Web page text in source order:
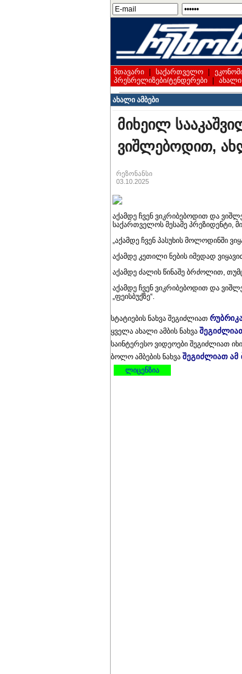
მთავარი საქართველო
პრესრელიზები/ტენდერები
ახალი
ახალი ამბები
მიხეილ
ვიშლებოდით,
რეზონანსი
03.10.2025
აქამდე ჩვენ ვიკრიბებოდით და
საქართველოს მესამე პრეზიდენტი,
„აქამდე ჩვენ პასუხის მოლოდინში
აქამდე კეთილი ნების იმედად
აქამდე ძალის წინაშე ბრძოლით,
აქამდე ჩვენ ვიკრიბებოდით და
„ფეისბუქზე“.
სტატიების ნახვა შეგიძლიათ
ყველა ახალი ამბის ნახვა
საინტერესო ვიდეოები შეგიძლიათ
ბოლო ამბების ნახვა შეგიძლიათ ამ
ლიცენზია